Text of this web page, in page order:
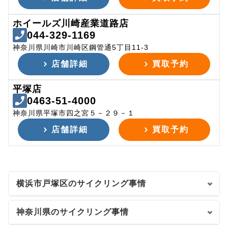
ホイールズ川崎産業道路店
044-329-1169
神奈川県川崎市川崎区鋼管通5丁目11-3
店舗詳細 買取予約
平塚店
0463-51-4000
神奈川県平塚市四之宮５－２９－１
店舗詳細 買取予約
横浜市戸塚区のサイクリング事情
神奈川県のサイクリング事情